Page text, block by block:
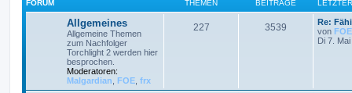
FORUM THEMEN BEITRÄGE
Allgemeines
Allgemeine Themen
zum Nachfolger
Torchlight 2 werden hier
besprochen.
Moderatoren:
Malgardian
FOE frx
227 3539
Re:
von FOE
Di 7.